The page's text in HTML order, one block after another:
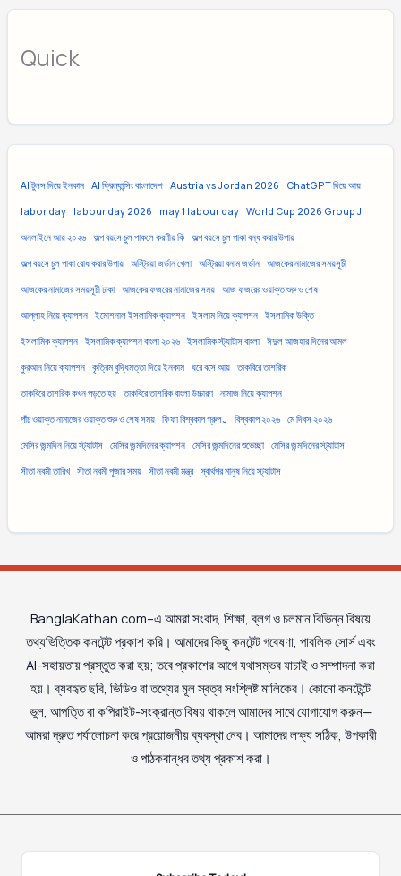
Quick
AI টুলস দিয়ে ইনকাম AI ফ্রিল্যান্সিং বাংলাদেশ Austria vs Jordan 2026 ChatGPT দিয়ে আয়
labor day labour day 2026 may 1 labour day World Cup 2026 Group J
অনলাইনে আয় ২০২৬ অল্প বয়সে চুল পাকলে করণীয় কি অল্প বয়সে চুল পাকা বন্ধ করার উপায়
অল্প বয়সে চুল পাকা রোধ করার উপায় অস্ট্রিয়া জর্ডান খেলা অস্ট্রিয়া বনাম জর্ডান আজকের নামাজের সময়সূচী
আজকের নামাজের সময়সূচী ঢাকা আজকের ফজরের নামাজের সময় আজ ফজরের ওয়াক্ত শুরু ও শেষ
আল্লাহ নিয়ে ক্যাপশন ইমোশনাল ইসলামিক ক্যাপশন ইসলাম নিয়ে ক্যাপশন ইসলামিক উক্তি
ইসলামিক ক্যাপশন ইসলামিক ক্যাপশন বাংলা ২০২৬ ইসলামিক স্ট্যাটাস বাংলা ঈদুল আজহার দিনের আমল
কুরআন নিয়ে ক্যাপশন কৃত্রিম বুদ্ধিমত্তা দিয়ে ইনকাম ঘরে বসে আয় তাকবিরে তাশরিক
তাকবিরে তাশরিক কখন পড়তে হয় তাকবিরে তাশরিক বাংলা উচ্চারণ নামাজ নিয়ে ক্যাপশন
পাঁচ ওয়াক্ত নামাজের ওয়াক্ত শুরু ও শেষ সময় ফিফা বিশ্বকাপ গ্রুপ J বিশ্বকাপ ২০২৬ মে দিবস ২০২৬
মেসির জন্মদিন নিয়ে স্ট্যাটাস মেসির জন্মদিনের ক্যাপশন মেসির জন্মদিনের শুভেচ্ছা মেসির জন্মদিনের স্ট্যাটাস
সীতা নবমী তারিখ সীতা নবমী পূজার সময় সীতা নবমী মন্ত্র স্বার্থপর মানুষ নিয়ে স্ট্যাটাস
BanglaKathan.com–এ আমরা সংবাদ, শিক্ষা, ব্লগ ও চলমান বিভিন্ন বিষয়ে
তথ্যভিত্তিক কনটেন্ট প্রকাশ করি। আমাদের কিছু কনটেন্ট গবেষণা, পাবলিক সোর্স এবং
AI-সহায়তায় প্রস্তুত করা হয়; তবে প্রকাশের আগে যথাসম্ভব যাচাই ও সম্পাদনা করা
হয়। ব্যবহৃত ছবি, ভিডিও বা তথ্যের মূল স্বত্ব সংশ্লিষ্ট মালিকের। কোনো কনটেন্টে
ভুল, আপত্তি বা কপিরাইট-সংক্রান্ত বিষয় থাকলে আমাদের সাথে যোগাযোগ করুন—
আমরা দ্রুত পর্যালোচনা করে প্রয়োজনীয় ব্যবস্থা নেব। আমাদের লক্ষ্য সঠিক, উপকারী
ও পাঠকবান্ধব তথ্য প্রকাশ করা।